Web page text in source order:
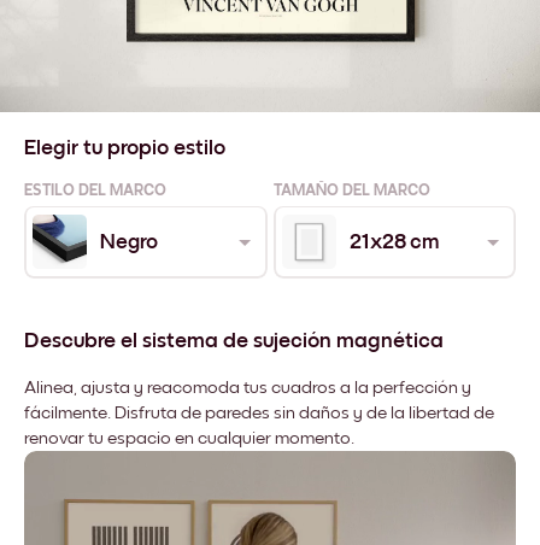
Elegir tu propio estilo
ESTILO DEL MARCO TAMAÑO DEL MARCO
Negro 21x28 cm
Descubre el sistema de sujeción magnética
Alinea, ajusta y reacomoda tus cuadros a la perfección y
fácilmente. Disfruta de paredes sin daños y de la libertad de
renovar tu espacio en cualquier momento.